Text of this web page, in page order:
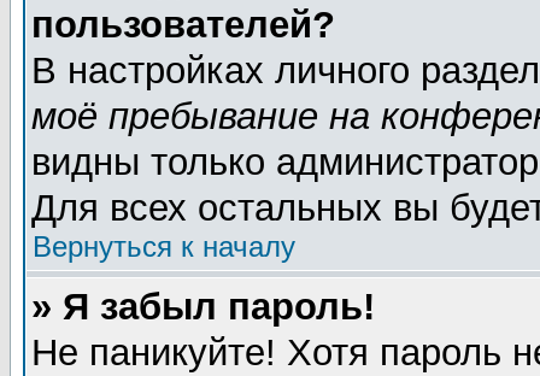
пользователей?
В настройках личного
моё пребывание на
видны только
Для всех остальных вы
Вернуться к началу
» Я забыл пароль!
Не паникуйте! Хотя пароль